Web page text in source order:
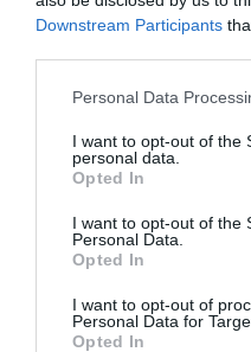
Downstream Participants
Please note that this
not limited to your visit or
grant or deny consent to
use your data for below
consent section.
Personal Data
I want to opt-out of the
personal data.
Opted In
I want to opt-out of the
Personal Data.
Opted In
I want to opt-out of
Personal Data for
Opted In
közpénzt politikai
Ne maradjon le a
bennünket az EGRI
VISSZA A FŐOLDALRA